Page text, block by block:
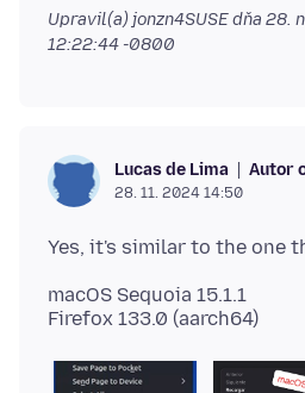
Upravil(a) jonzn4SUSE dňa 28.
12:22:44 -0800
Lucas de Lima Autor
28. 11. 2024 14:50
macOS Sequoia 15.1.1